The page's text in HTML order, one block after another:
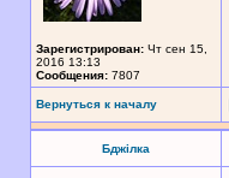
Зарегистрирован: Чт сен 15,
2016 13:13
Сообщения: 7807
Вернуться к началу
Бджілка